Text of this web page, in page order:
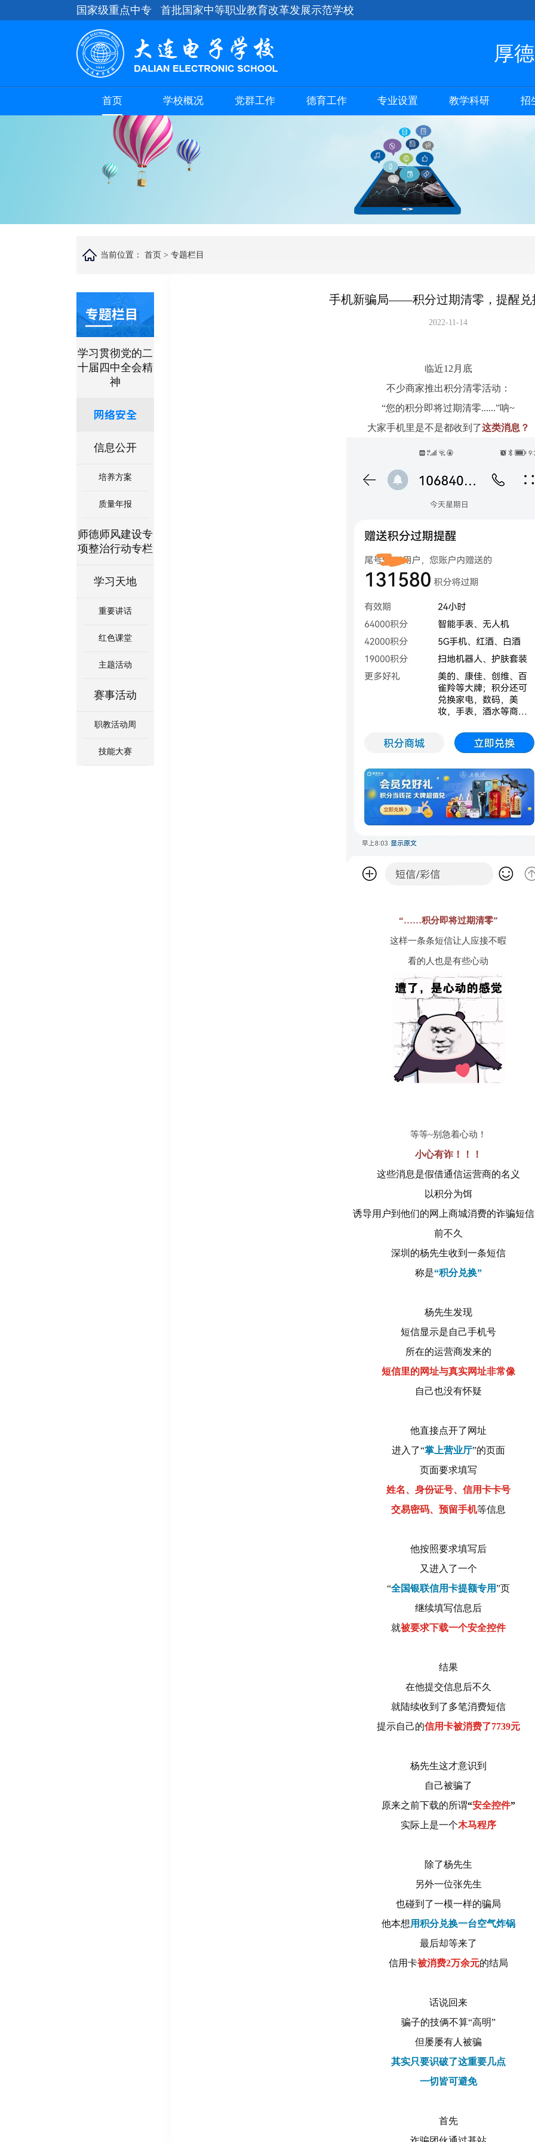
国家级重点中专 首批国家中等职业教育改革发展示范学校
厚德
首页 学校概况 党群工作 德育工作 专业设置 教学科研 招
当前位置： 首页 > 专题栏目
专题栏目
学习贯彻党的二
十届四中全会精
神
网络安全
信息公开
培养方案
质量年报
师德师风建设专
项整治行动专栏
学习天地
重要讲话
红色课堂
主题活动
赛事活动
职教活动周
技能大赛
手机新骗局——积分过期清零，提醒兑
2022-11-14
临近12月底
不少商家推出积分清零活动：
“您的积分即将过期清零......”呐~
大家手机里是不是都收到了这类消息？
“……积分即将过期清零”
这样一条条短信让人应接不暇
看的人也是有些心动
等等~别急着心动！
小心有诈！！！
这些消息是假借通信运营商的名义
以积分为饵
诱导用户到他们的网上商城消费的诈骗短
前不久
深圳的杨先生收到一条短信
称是“积分兑换”
杨先生发现
短信显示是自己手机号
所在的运营商发来的
短信里的网址与真实网址非常像
自己也没有怀疑
他直接点开了网址
进入了“掌上营业厅”的页面
页面要求填写
姓名、身份证号、信用卡卡号
交易密码、预留手机等信息
他按照要求填写后
又进入了一个
“全国银联信用卡提额专用”页
继续填写信息后
就被要求下载一个安全控件
结果
在他提交信息后不久
就陆续收到了多笔消费短信
提示自己的信用卡被消费了7739元
杨先生这才意识到
自己被骗了
原来之前下载的所谓“安全控件”
实际上是一个木马程序
除了杨先生
另外一位张先生
也碰到了一模一样的骗局
他本想用积分兑换一台空气炸锅
最后却等来了
信用卡被消费2万余元的结局
话说回来
骗子的技俩不算“高明”
但屡屡有人被骗
其实只要识破了这重要几点
一切皆可避免
首先